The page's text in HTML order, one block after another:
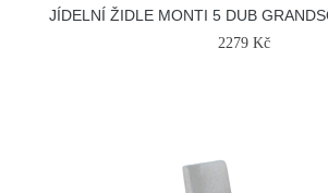
JÍDELNÍ ŽIDLE MONTI 5 DUB
2279 Kč